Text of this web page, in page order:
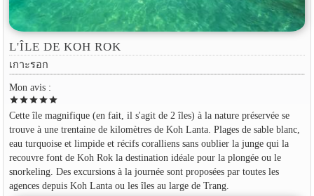
L'ÎLE DE KOH ROK
เกาะรอก
Mon avis :
starstarstarstarstar
Cette île magnifique (en fait, il s'agit de 2 îles) à la nature préservée se
trouve à une trentaine de kilomètres de Koh Lanta. Plages de sable blanc,
eau turquoise et limpide et récifs coralliens sans oublier la junge qui la
recouvre font de Koh Rok la destination idéale pour la plongée ou le
snorkeling. Des excursions à la journée sont proposées par toutes les
agences depuis Koh Lanta ou les îles au large de Trang.